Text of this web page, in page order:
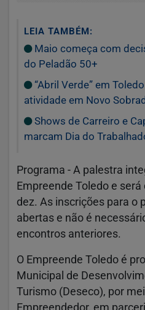
LEIA TAMBÉM:
Maio começa com
do Peladão 50+
“Abril Verde” em
atividade em Novo
Shows de Carreiro e
marcam Dia do
Programa - A palestra
Empreende Toledo e
dez. As inscrições para o
abertas e não é
encontros anteriores.
O Empreende Toledo é
Municipal de
Turismo (Deseco), por
Empreendedor, em